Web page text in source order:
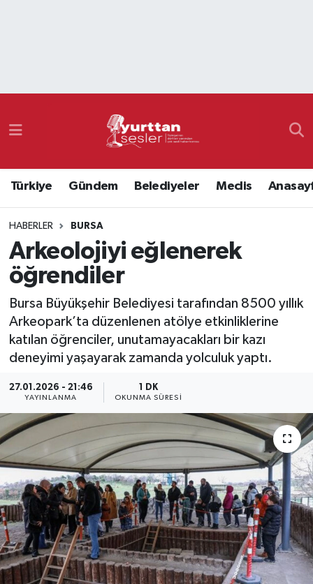
Türkiye Gündem Belediyeler Meclis
HABERLER BURSA
Arkeolojiyi eğlenerek
öğrendiler
Bursa Büyükşehir Belediyesi tarafından 8500 yıllık
Arkeopark’ta düzenlenen atölye etkinliklerine
katılan öğrenciler, unutamayacakları bir kazı
deneyimi yaşayarak zamanda yolculuk yaptı.
27.01.2026 - 21:46
YAYINLANMA
1 DK
OKUNMA SÜRESI
Namaz Vakitleri
Süper Lig Puan Durumu ve Fikstür
Tüm Manşetler
Son Dakika Haberleri
Haber Arşivi